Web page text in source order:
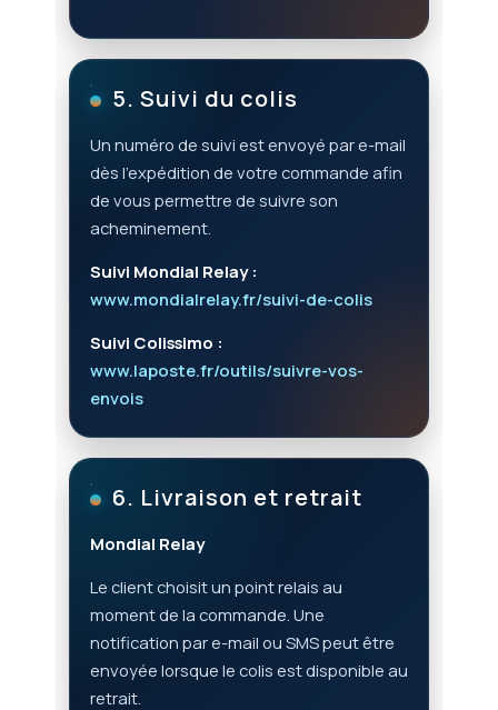
5. Suivi du colis
Un numéro de suivi est envoyé par e-mail
dès l’expédition de votre commande afin
de vous permettre de suivre son
acheminement.
Suivi Mondial Relay :
www.mondialrelay.fr/suivi-de-colis
Suivi Colissimo :
www.laposte.fr/outils/suivre-vos-
envois
6. Livraison et retrait
Mondial Relay
Le client choisit un point relais au
moment de la commande. Une
notification par e-mail ou SMS peut être
envoyée lorsque le colis est disponible au
retrait.